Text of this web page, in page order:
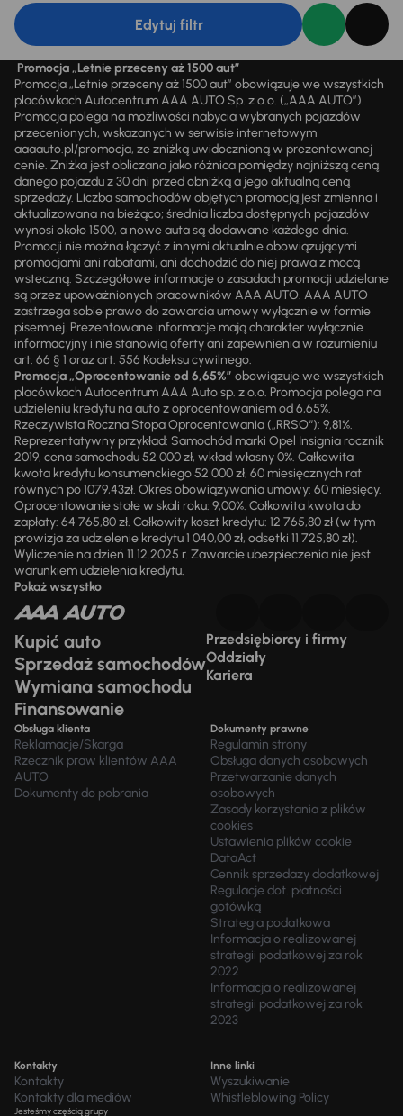
Edytuj filtr
Promocja „Letnie przeceny aż 1500 aut”
Promocja „Letnie przeceny aż 1500 aut” obowiązuje we wszystkich
placówkach Autocentrum AAA AUTO Sp. z o.o. („AAA AUTO”).
Promocja polega na możliwości nabycia wybranych pojazdów
przecenionych, wskazanych w serwisie internetowym
aaaauto.pl/promocja, ze zniżką uwidocznioną w prezentowanej
cenie. Zniżka jest obliczana jako różnica pomiędzy najniższą ceną
danego pojazdu z 30 dni przed obniżką a jego aktualną ceną
sprzedaży. Liczba samochodów objętych promocją jest zmienna i
aktualizowana na bieżąco; średnia liczba dostępnych pojazdów
wynosi około 1500, a nowe auta są dodawane każdego dnia.
Promocji nie można łączyć z innymi aktualnie obowiązującymi
promocjami ani rabatami, ani dochodzić do niej prawa z mocą
wsteczną. Szczegółowe informacje o zasadach promocji udzielane
są przez upoważnionych pracowników AAA AUTO. AAA AUTO
zastrzega sobie prawo do zawarcia umowy wyłącznie w formie
pisemnej. Prezentowane informacje mają charakter wyłącznie
informacyjny i nie stanowią oferty ani zapewnienia w rozumieniu
art. 66 § 1 oraz art. 556 Kodeksu cywilnego.
Promocja „Oprocentowanie od 6,65%” obowiązuje we wszystkich
placówkach Autocentrum AAA Auto sp. z o.o. Promocja polega na
udzieleniu kredytu na auto z oprocentowaniem od 6,65%.
Rzeczywista Roczna Stopa Oprocentowania („RRSO“): 9,81%.
Reprezentatywny przykład: Samochód marki Opel Insignia rocznik
2019, cena samochodu 52 000 zł, wkład własny 0%. Całkowita
kwota kredytu konsumenckiego 52 000 zł, 60 miesięcznych rat
równych po 1079,43zł. Okres obowiązywania umowy: 60 miesięcy.
Oprocentowanie stałe w skali roku: 9,00%. Całkowita kwota do
zapłaty: 64 765,80 zł. Całkowity koszt kredytu: 12 765,80 zł (w tym
prowizja za udzielenie kredytu 1 040,00 zł, odsetki 11 725,80 zł).
Wyliczenie na dzień 11.12.2025 r. Zawarcie ubezpieczenia nie jest
warunkiem udzielenia kredytu.
Pokaż wszystko
Kupić auto
Sprzedaż samochodów
Wymiana samochodu
Finansowanie
Przedsiębiorcy i firmy
Oddziały
Kariera
Obsługa klienta
Reklamacje/Skarga
Rzecznik praw klientów AAA
AUTO
Dokumenty do pobrania
Dokumenty prawne
Regulamin strony
Obsługa danych osobowych
Przetwarzanie danych
osobowych
Zasady korzystania z plików
cookies
Ustawienia plików cookie
DataAct
Cennik sprzedaży dodatkowej
Regulacje dot. płatności
gotówką
Strategia podatkowa
Informacja o realizowanej
strategii podatkowej za rok
2022
Informacja o realizowanej
strategii podatkowej za rok
2023
Kontakty
Kontakty
Kontakty dla mediów
Inne linki
Wyszukiwanie
Whistleblowing Policy
Jesteśmy częścią grupy